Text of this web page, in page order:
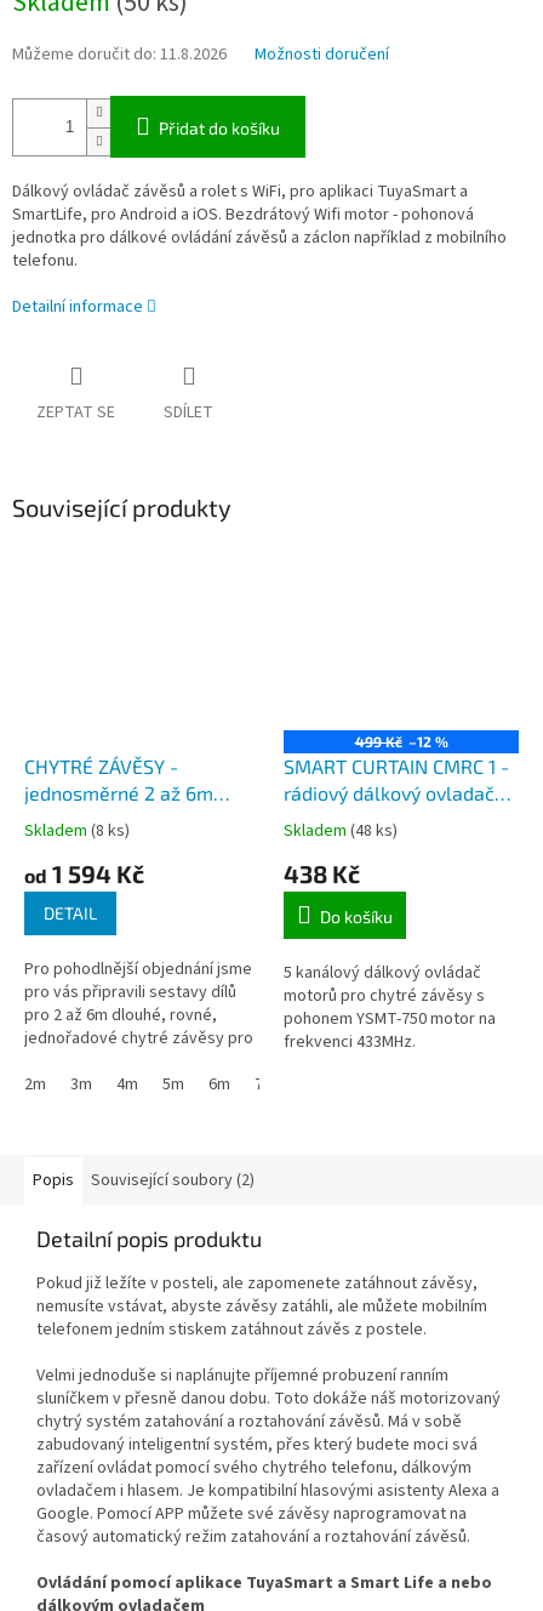
cena:
Můžeme doručit do: 11.8.2026 Možnosti doručení
Přidat do košíku
Dálkový ovládač závěsů a rolet s WiFi, pro aplikaci TuyaSmart a
SmartLife, pro Android a iOS. Bezdrátový Wifi motor - pohonová
jednotka pro dálkové ovládání závěsů a záclon například z mobilního
telefonu.
Detailní informace
ZEPTAT SE SDÍLET
Související produkty
CHYTRÉ ZÁVĚSY -
jednosměrné 2 až 6m
dlouhé sady dílů
jednořadových závěsů bez
pohonu - SMART CURTAIN
ST
Skladem (8 ks)
od 1 594 Kč
DETAIL
Pro pohodlnější objednání jsme
pro vás připravili sestavy dílů
pro 2 až 6m dlouhé, rovné,
jednořadové chytré závěsy pro
motoru a dálkových ovladačů...
2m 3m 4m 5m 6m 7m
499 Kč –12 %
SMART CURTAIN CMRC 1 -
rádiový dálkový ovladač
433MHz pro dálkové
ovládání chytrých závěsů,
5 okruhů pro až 5 oken
Skladem (48 ks)
438 Kč
Do košíku
5 kanálový dálkový ovládač
motorů pro chytré závěsy s
pohonem YSMT-750 motor na
frekvenci 433MHz.
Popis Související soubory (2)
Detailní popis produktu
Pokud již ležíte v posteli, ale zapomenete zatáhnout závěsy,
nemusíte vstávat, abyste závěsy zatáhli, ale můžete mobilním
telefonem jedním stiskem zatáhnout závěs z postele.
Velmi jednoduše si naplánujte příjemné probuzení ranním
sluníčkem v přesně danou dobu. Toto dokáže náš motorizovaný
chytrý systém zatahování a roztahování závěsů. Má v sobě
zabudovaný inteligentní systém, přes který budete moci svá
zařízení ovládat pomocí svého chytrého telefonu, dálkovým
ovladačem i hlasem. Je kompatibilní hlasovými asistenty Alexa a
Google. Pomocí APP můžete své závěsy naprogramovat na
časový automatický režim zatahování a roztahování závěsů.
Ovládání pomocí aplikace TuyaSmart a Smart Life a nebo
dálkovým ovladačem